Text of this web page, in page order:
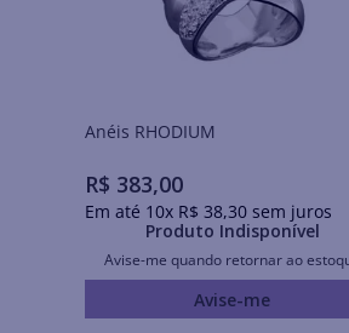
Anéis RHODIUM
R$ 383,00
Em até 10x R$ 38,30sem juros
Produto Indisponível
Avise-me quando retornar ao
Avise-me